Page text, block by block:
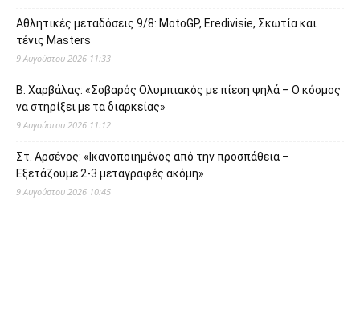
Αθλητικές μεταδόσεις 9/8: MotoGP, Eredivisie, Σκωτία και
τένις Masters
9 Αυγούστου 2026 11:33
Β. Χαρβάλας: «Σοβαρός Ολυμπιακός με πίεση ψηλά – Ο κόσμος
να στηρίξει με τα διαρκείας»
9 Αυγούστου 2026 11:12
Στ. Αρσένος: «Ικανοποιημένος από την προσπάθεια –
Εξετάζουμε 2-3 μεταγραφές ακόμη»
9 Αυγούστου 2026 10:45